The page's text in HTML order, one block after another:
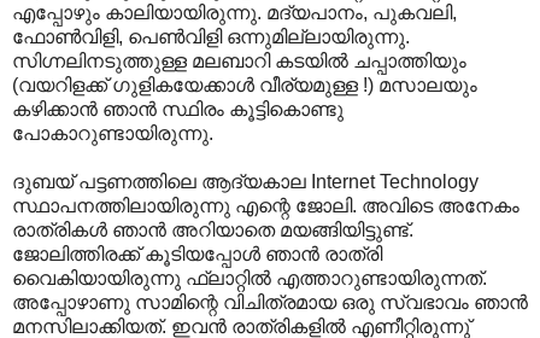
എപ്പോഴും കാലിയായിരുന്നു. മദ്യപാനം, പുകവലി,
ഫോണ്‍വിളി, പെണ്‍വിളി ഒന്നുമില്ലായിരുന്നു.
സിഗ്നലിനടുത്തുള്ള മലബാറി കടയില്‍ ചപ്പാത്തിയും
(വയറിളക്ക് ഗുളികയേക്കാള്‍ വീര്യമുള്ള !) മസാലയും
കഴിക്കാന്‍ ഞാന്‍ സ്ഥിരം കൂട്ടികൊണ്ടു
പോകാറുണ്ടായിരുന്നു.
ദുബയ് പട്ടണത്തിലെ ആദ്യകാല Internet Technology
സ്ഥാപനത്തിലായിരുന്നു എന്റെ ജോലി. അവിടെ അനേകം
രാത്രികള്‍ ഞാന്‍ അറിയാതെ മയങ്ങിയിട്ടുണ്ട്.
ജോലിത്തിരക്ക് കൂടിയപ്പോള്‍ ഞാന്‍ രാത്രി
വൈകിയായിരുന്നു ഫ്ലാറ്റില്‍ എത്താറുണ്ടായിരുന്നത്.
അപ്പോഴാണു സാമിന്റെ വിചിത്രമായ ഒരു സ്വഭാവം ഞാന്‍
മനസിലാക്കിയത്. ഇവന്‍ രാത്രികളില്‍ എണീറ്റിരുന്നു്